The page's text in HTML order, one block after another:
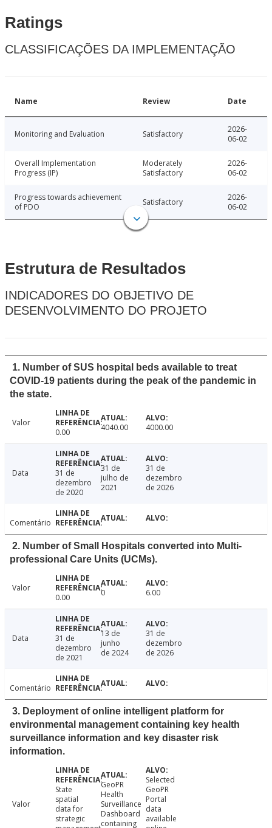
Ratings
CLASSIFICAÇÕES DA IMPLEMENTAÇÃO
Name Review Date
Monitoring and Evaluation Satisfactory
2026-
06-02
Overall Implementation
Progress (IP)
Moderately
Satisfactory
2026-
06-02
Progress towards achievement
of PDO
Satisfactory
2026-
06-02
Estrutura de Resultados
INDICADORES DO OBJETIVO DE
DESENVOLVIMENTO DO PROJETO
1. Number of SUS hospital beds available to treat
COVID-19 patients during the peak of the pandemic in
the state.
Valor
0.00
4040.00 4000.00
Data
31 de
dezembro
de 2020
31 de
julho de
2021
31 de
dezembro
de 2026
Comentário
2. Number of Small Hospitals converted into Multi-
professional Care Units (UCMs).
Valor
0.00
0 6.00
Data
31 de
dezembro
de 2021
13 de
junho
de 2024
31 de
dezembro
de 2026
Comentário
3. Deployment of online intelligent platform for
environmental management containing key health
surveillance information and key disaster risk
information.
Valor
State
spatial
data for
strategic
GeoPR
Health
Surveillance
Dashboard
containing
Selected
GeoPR
Portal
data
available